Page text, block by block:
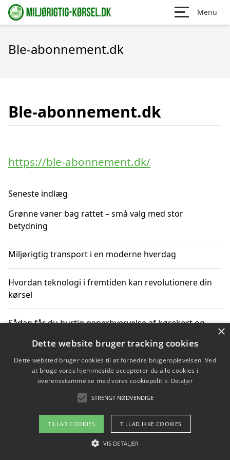
Menu
Ble-abonnement.dk
Ble-abonnement.dk
https://ble-abonnement.dk/
Seneste indlæg
Grønne vaner bag rattet – små valg med stor
betydning
Miljørigtig transport i en moderne hverdag
Hvordan teknologi i fremtiden kan revolutionere din
kørsel
Sådan får du hurtig generhvervelse af kørekort og
Sådan lærer du miljørigtig kørsel hos en køreskole i
Gentofte
Copyright 2026 - Pilanto Aps
Om / kontakt
×
Dette website bruger tracking cookies
Dette websted bruger cookies til at forbedre brugeroplevelsen. Ved
at bruge vores hjemmeside accepterer du alle cookies i
overensstemmelse med vores cookiepolitik. Detaljer
STRENGT NØDVENDIGE
TILLAD COOKIES TILLAD IKKE COOKIES
VIS DETALJER